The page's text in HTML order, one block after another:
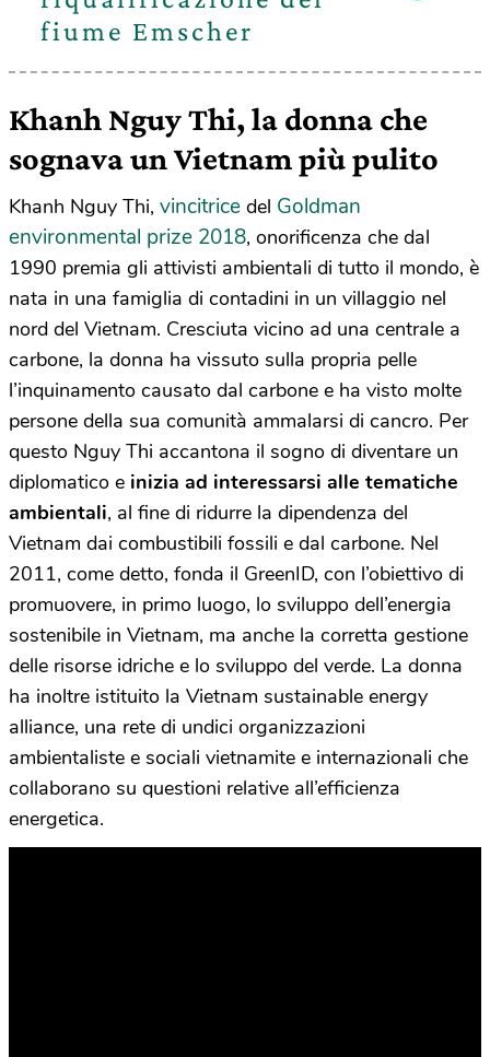
fiume Emscher
Khanh Nguy Thi, la donna che
sognava un Vietnam più pulito
Khanh Nguy Thi, vincitrice del Goldman
environmental prize 2018, onorificenza che dal
1990 premia gli attivisti ambientali di tutto il mondo, è
nata in una famiglia di contadini in un villaggio nel
nord del Vietnam. Cresciuta vicino ad una centrale a
carbone, la donna ha vissuto sulla propria pelle
l’inquinamento causato dal carbone e ha visto molte
persone della sua comunità ammalarsi di cancro. Per
questo Nguy Thi accantona il sogno di diventare un
diplomatico e inizia ad interessarsi alle tematiche
ambientali, al fine di ridurre la dipendenza del
Vietnam dai combustibili fossili e dal carbone. Nel
2011, come detto, fonda il GreenID, con l’obiettivo di
promuovere, in primo luogo, lo sviluppo dell’energia
sostenibile in Vietnam, ma anche la corretta gestione
delle risorse idriche e lo sviluppo del verde. La donna
ha inoltre istituito la Vietnam sustainable energy
alliance, una rete di undici organizzazioni
ambientaliste e sociali vietnamite e internazionali che
collaborano su questioni relative all’efficienza
energetica.